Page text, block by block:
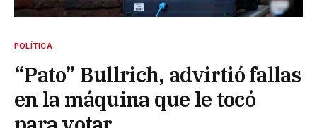
POLÍTICA
“Pato” Bullrich, advirtió fallas
en la máquina que le tocó